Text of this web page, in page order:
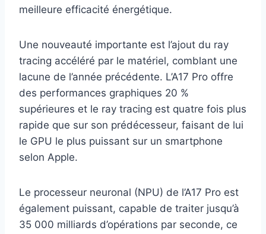
meilleure efficacité énergétique.
Une nouveauté importante est l’ajout du ray
tracing accéléré par le matériel, comblant une
lacune de l’année précédente. L’A17 Pro offre
des performances graphiques 20 %
supérieures et le ray tracing est quatre fois plus
rapide que sur son prédécesseur, faisant de lui
le GPU le plus puissant sur un smartphone
selon Apple.
Le processeur neuronal (NPU) de l’A17 Pro est
également puissant, capable de traiter jusqu’à
35 000 milliards d’opérations par seconde, ce